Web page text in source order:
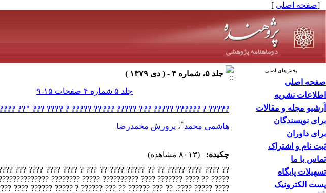
[صفحه اصلی ]
بخش‌های اصلی
صفحه اصلی
اطلاعات نشریه
آرشیو مجله و مقالات
برای نویسندگان
برای داوران
ثبت نام و اشتراک
تماس با ما
تسهیلات پایگاه
پست الکترونیک
جلد ۵، شماره ۴ - ( دى ۱۳۷۹ )
جلد ۵ شماره ۴ صفحات ۱۵-۹
??? ????? ????? ????? ? ???? ??? "?? ???? ???? ???? ???? ???"
هاشمی محمد*، پرورش محمدرضا
چکیده:
(۸۰۱۳ مشاهده)
?? ????? ?? ? ????? ??????? ?? ??? ????? ????? ??? ?? ?????
? ???? ???????? ????? ?? ????? ????? ? ?????? ?? ?? ???????